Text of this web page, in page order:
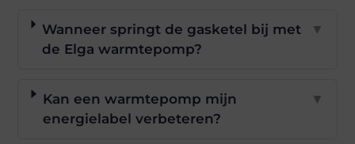
Wanneer springt de gasketel bij met
de Elga warmtepomp?
▼
Kan een warmtepomp mijn
energielabel verbeteren?
▼